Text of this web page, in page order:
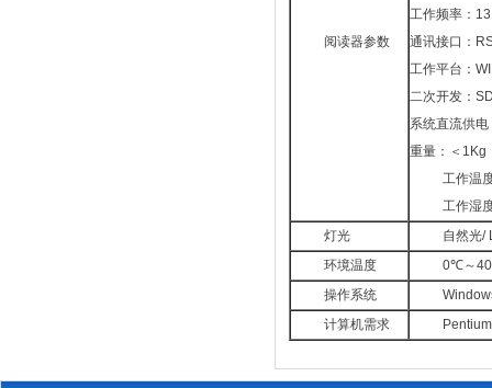
阅读器参数
工作频率：
通讯接口：
工作平台：
二次开发：
系统直流供
重量：＜1Kg
工作温
工作湿
灯光
自然光/
环境温度
0℃～
操作系统
计算机需求